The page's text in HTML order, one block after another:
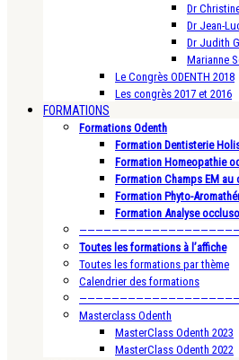
Dr
Dr Jean-
Dr Judith
Marianne
Le Congrès ODENTH 2018
Les congrès 2017 et 2016
FORMATIONS
Formations Odenth
Formation Dentisterie
Formation Homeopathie
Formation Champs EM au
Formation Phyto-
Formation Analyse
Toutes les formations à l’affiche
Toutes les formations par thème
Calendrier des formations
Masterclass Odenth
MasterClass Odenth 2023
MasterClass Odenth 2022